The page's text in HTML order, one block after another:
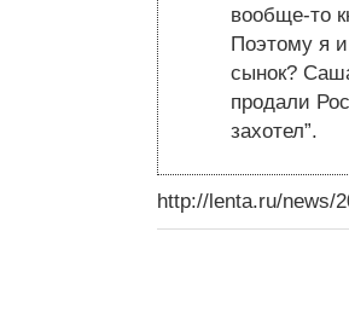
вообще-то
Поэтому я
сынок?
продали
захотел”.
http://lenta.ru/news/